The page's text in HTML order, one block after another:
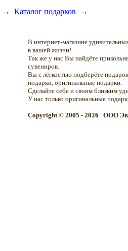
→ Каталог подарков →
В интернет-магазине
в вашей жизни!
Так же у нас Вы найдёте
сувениров.
Вы с лёгкостью подберёте
подарки, оригинальные подарки.
Сделайте себе и своим близким
У нас только оригинальные
Copyright © 2005 - 2026 OOO